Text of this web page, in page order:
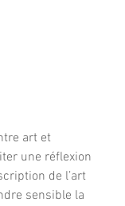
art et
une réflexion
de l’art
sensible la